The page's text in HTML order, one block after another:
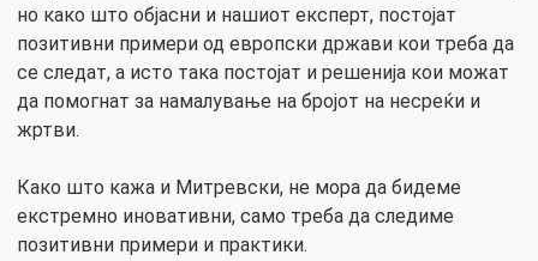
но како што објасни и нашиот експерт, постојат
позитивни примери од европски држави кои треба да
се следат, а исто така постојат и решенија кои можат
да помогнат за намалување на бројот на несреќи и
жртви.
Како што кажа и Митревски, не мора да бидеме
екстремно иновативни, само треба да следиме
позитивни примери и практики.